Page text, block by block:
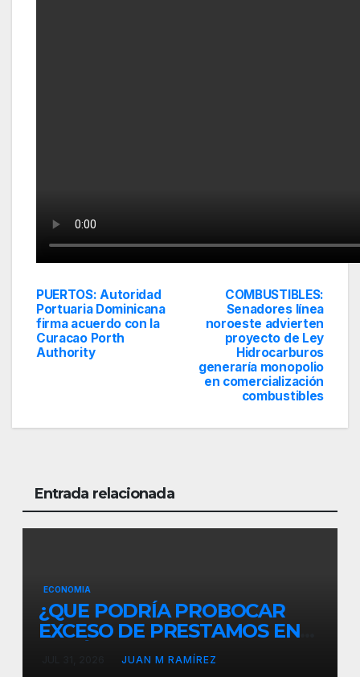
Navegación
de
entradas
COMBUSTIBLES:
Senadores línea
noroeste advierten
proyecto de Ley
Hidrocarburos
generaría monopolio
en comercialización
combustibles
PUERTOS: Autoridad
Portuaria Dominicana
firma acuerdo con la
Curacao Porth
Authority
Entrada relacionada
ECONOMIA
¿QUE PODRÍA PROBOCAR
EXCESO DE PRESTAMOS EN
REPÚBLICA DOMINICANA?El
diputado Alcibíades Tavárez
JUAN M RAMÍREZ